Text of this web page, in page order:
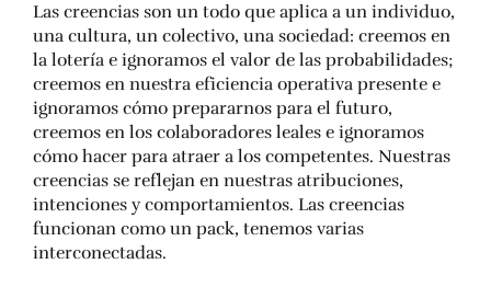
Las creencias son un todo que aplica a un individuo,
una cultura, un colectivo, una sociedad: creemos en
la lotería e ignoramos el valor de las probabilidades;
creemos en nuestra eficiencia operativa presente e
ignoramos cómo prepararnos para el futuro,
creemos en los colaboradores leales e ignoramos
cómo hacer para atraer a los competentes. Nuestras
creencias se reflejan en nuestras atribuciones,
intenciones y comportamientos. Las creencias
funcionan como un pack, tenemos varias
interconectadas.